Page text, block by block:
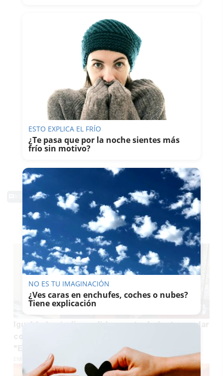
0 Comentarios
TE PUEDE INTERESAR
Igualdad estudia medidas contra la Junta por dar
"Es un órdago al pacto de Estado"
EMILIO CABRERA
ESTO EXPLICA EL FRÍO
¿Te pasa que por la noche sientes más
frío sin motivo?
NO ES TU IMAGINACIÓN
¿Ves caras en enchufes, coches o nubes?
Tiene explicación